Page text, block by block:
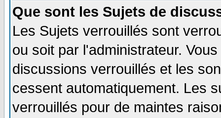
Que sont les Sujets de
Les Sujets verrouillés sont
ou soit par l'administrateur.
discussions verrouillés et les
cessent automatiquement. Les
verrouillés pour de maintes